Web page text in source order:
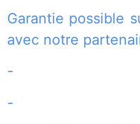
Garantie possible
avec notre
-
-